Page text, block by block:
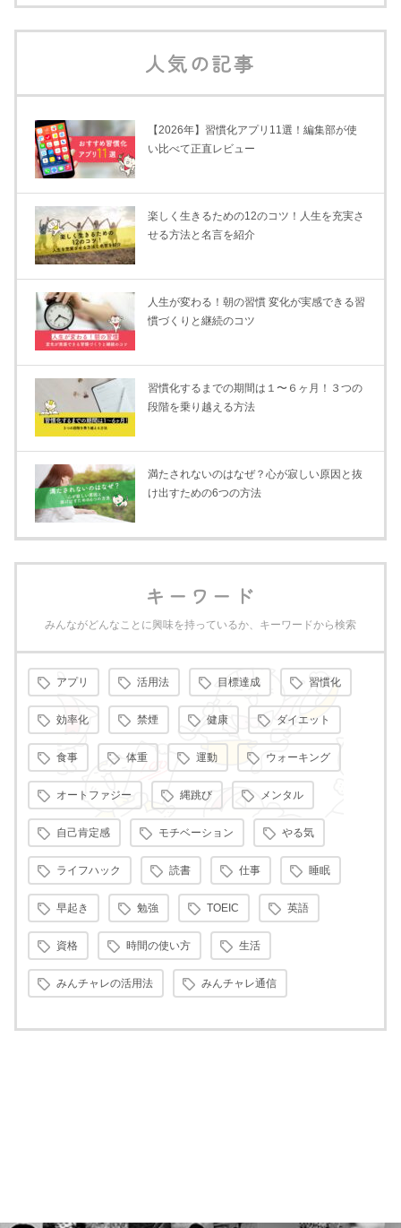
人気の記事
【2026年】習慣化アプリ11選！編集部が使
い比べて正直レビュー
楽しく生きるための12のコツ！人生を充実さ
せる方法と名言を紹介
人生が変わる！朝の習慣 変化が実感できる習
慣づくりと継続のコツ
習慣化するまでの期間は１〜６ヶ月！３つの
段階を乗り越える方法
満たされないのはなぜ？心が寂しい原因と抜
け出すための6つの方法
キーワード
みんながどんなことに興味を持っているか、キーワードから検索
アプリ 活用法 目標達成 習慣化
効率化 禁煙 健康 ダイエット
食事 体重 運動 ウォーキング
オートファジー 縄跳び メンタル
自己肯定感 モチベーション やる気
ライフハック 読書 仕事 睡眠
早起き 勉強 TOEIC 英語
資格 時間の使い方 生活
みんチャレの活用法 みんチャレ通信